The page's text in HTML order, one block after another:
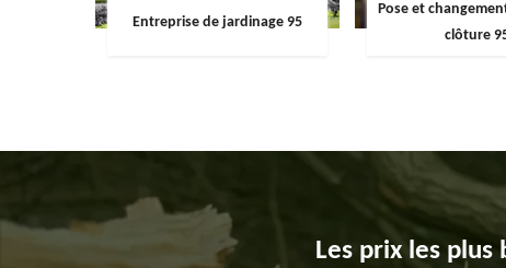
Entreprise de jardinage 95
Pose et
clôture
Les prix les plus